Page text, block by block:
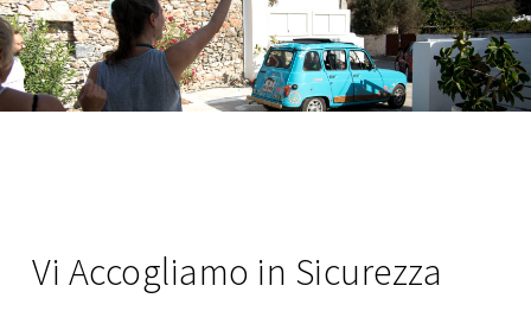
Blog
Book Now
Vi Accogliamo in Sicurezza